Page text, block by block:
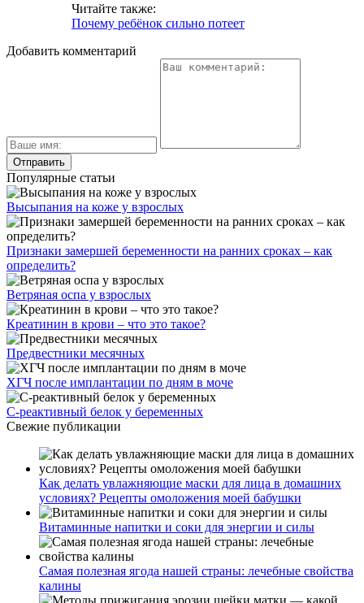
Читайте также:
Почему ребёнок сильно потеет
Добавить комментарий
Популярные статьи
Высыпания на коже у взрослых
Признаки замершей беременности на ранних сроках – как
определить?
Ветряная оспа у взрослых
Креатинин в крови – что это такое?
Предвестники месячных
ХГЧ после имплантации по дням в моче
С-реактивный белок у беременных
Свежие публикации
Как делать увлажняющие маски для лица в домашних
условиях? Рецепты омоложения моей бабушки
Витаминные напитки и соки для энергии и силы
Самая полезная ягода нашей страны: лечебные свойства
калины